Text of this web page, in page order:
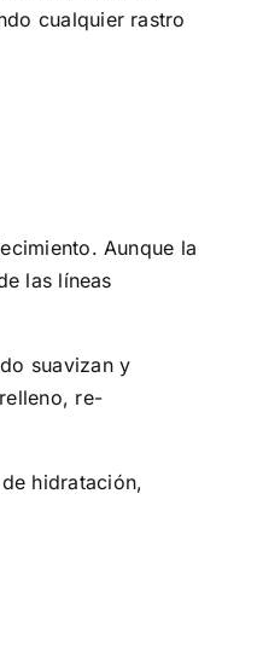
cualquier rastro
Aunque la
las líneas
suavizan y
re-
hidratación,